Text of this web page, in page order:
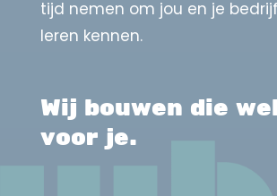
tijd nemen om jou en je
leren kennen.
Wij bouwen die
voor je.